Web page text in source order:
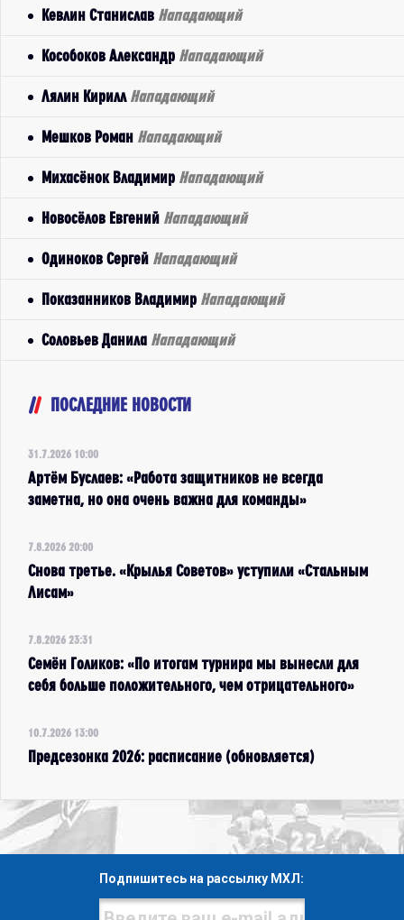
Кевлин Станислав Нападающий
Кособоков Александр Нападающий
Лялин Кирилл Нападающий
Мешков Роман Нападающий
Михасёнок Владимир Нападающий
Новосёлов Евгений Нападающий
Одиноков Сергей Нападающий
Показанников Владимир Нападающий
Соловьев Данила Нападающий
ПОСЛЕДНИЕ НОВОСТИ
31.7.2026 10:00
Артём Буслаев: «Работа защитников не всегда
заметна, но она очень важна для команды»
7.8.2026 20:00
Снова третье. «Крылья Советов» уступили «Стальным
Лисам»
7.8.2026 23:31
Семён Голиков: «По итогам турнира мы вынесли для
себя больше положительного, чем отрицательного»
10.7.2026 13:00
Предсезонка 2026: расписание (обновляется)
Подпишитесь на рассылку МХЛ: